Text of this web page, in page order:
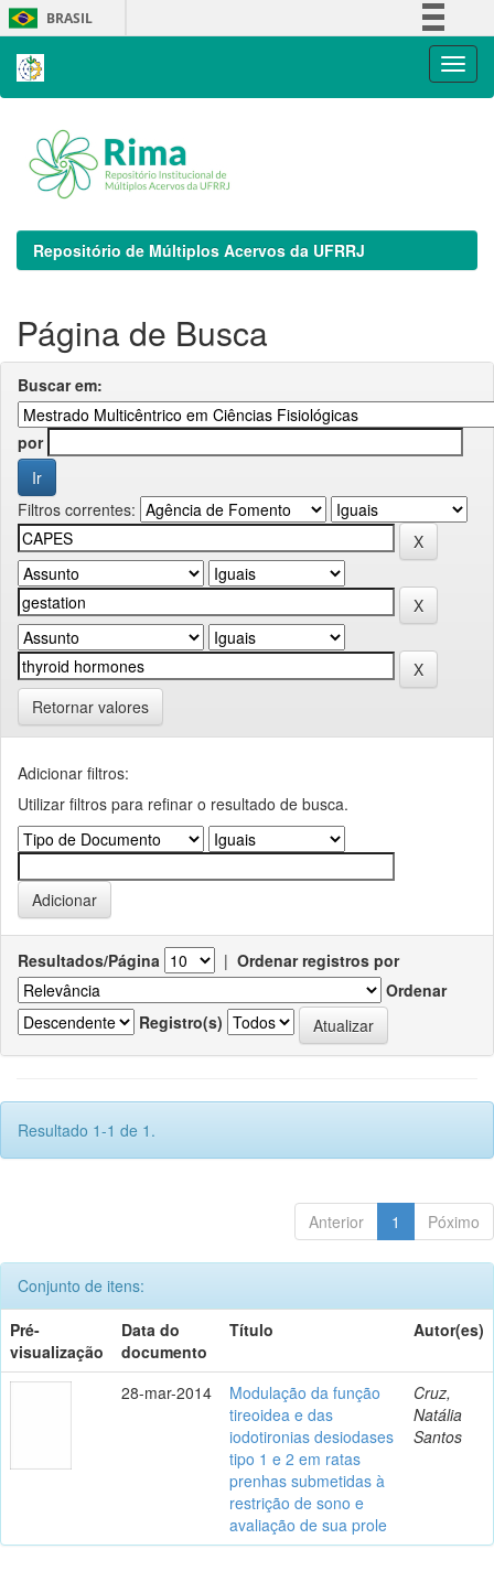
Skip
navigation
BRASIL
Repositório de Múltiplos Acervos da UFRRJ
Página de Busca
Buscar em:
por
Filtros correntes:
Retornar valores
Adicionar filtros:
Utilizar filtros para refinar o resultado de busca.
Resultados/Página | Ordenar registros por
Ordenar
Registro(s)
Resultado 1-1 de 1.
Anterior 1 Póximo
Conjunto de itens:
Pré-
visualização
Data do
documento
Título Autor(es)
28-mar-2014
Modulação da função
tireoidea e das
iodotironias desiodases
tipo 1 e 2 em ratas
prenhas submetidas à
restrição de sono e
avaliação de sua prole
Cruz,
Natália
Santos